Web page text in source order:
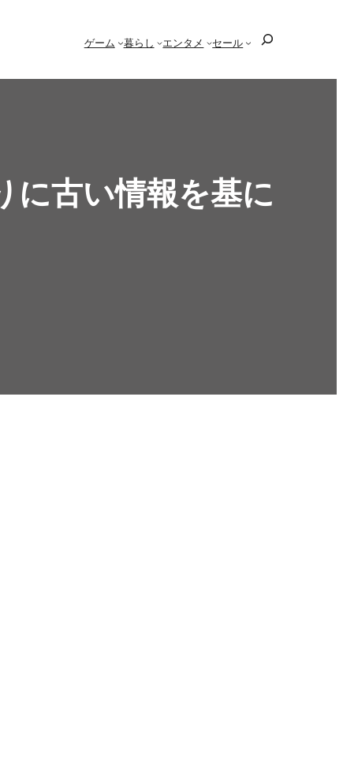
ゲーム 暮らし エンタメ セール
に古い情報を基に